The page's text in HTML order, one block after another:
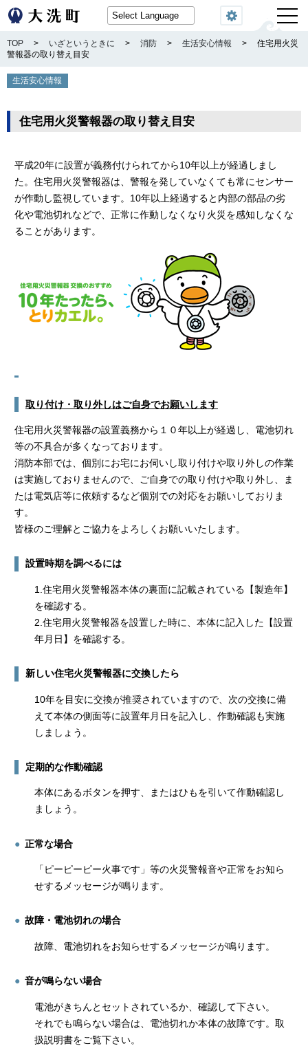
閲覧機能
TOP > いざというときに > 消防 > 生活安心情報 >
住宅用火災
警報器の取り替え目安
生活安心情報
住宅用火災警報器の取り替え目安
平成20年に設置が義務付けられてから10年以上が経過しまし
た。住宅用火災警報器は、警報を発していなくても常にセンサー
が作動し監視しています。10年以上経過すると内部の部品の劣
化や電池切れなどで、正常に作動しなくなり火災を感知しなくな
ることがあります。
取り付け・取り外しはご自身でお願いします
住宅用火災警報器の設置義務から１０年以上が経過し、電池切れ
等の不具合が多くなっております。
消防本部では、個別にお宅にお伺いし取り付けや取り外しの作業
は実施しておりませんので、ご自身での取り付けや取り外し、ま
たは電気店等に依頼するなど個別での対応をお願いしておりま
す。
皆様のご理解とご協力をよろしくお願いいたします。
設置時期を調べるには
1.住宅用火災警報器本体の裏面に記載されている【製造年】
を確認する。
2.住宅用火災警報器を設置した時に、本体に記入した【設置
年月日】を確認する。
新しい住宅火災警報器に交換したら
10年を目安に交換が推奨されていますので、次の交換に備
えて本体の側面等に設置年月日を記入し、作動確認も実施
しましょう。
定期的な作動確認
本体にあるボタンを押す、またはひもを引いて作動確認し
ましょう。
正常な場合
「ピーピーピー火事です」等の火災警報音や正常をお知ら
せするメッセージが鳴ります。
故障・電池切れの場合
故障、電池切れをお知らせするメッセージが鳴ります。
音が鳴らない場合
電池がきちんとセットされているか、確認して下さい。
それでも鳴らない場合は、電池切れか本体の故障です。取
扱説明書をご覧下さい。